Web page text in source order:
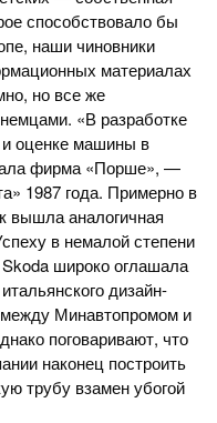
способствовало бы
наши чиновники
материалах
но все же
«В разработке
и оценке машины в
фирма «Порше», —
1987 года. Примерно в
вышла аналогичная
в немалой степени
широко оглашала
дизайн-
Минавтопромом и
поговаривают, что
наконец построить
трубу взамен убогой